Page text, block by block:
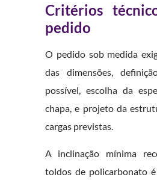
Critérios
pedido
O pedido sob medida
das dimensões,
possível, escolha da
chapa, e projeto da
cargas previstas.
A inclinação mínima
toldos de policarbonato